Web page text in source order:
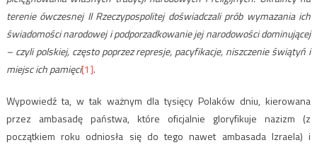
terenie ówczesnej II Rzeczypospolitej doświadczali prób wymazania ich
świadomości narodowej i podporzadkowanie jej narodowości dominującej
– czyli polskiej, często poprzez represje, pacyfikacje, niszczenie świątyń i
miejsc ich pamięci[1].
Wypowiedź ta, w tak ważnym dla tysięcy Polaków dniu, kierowana
przez ambasadę państwa, które oficjalnie gloryfikuje nazizm (z
początkiem roku odniosła się do tego nawet ambasada Izraela) i